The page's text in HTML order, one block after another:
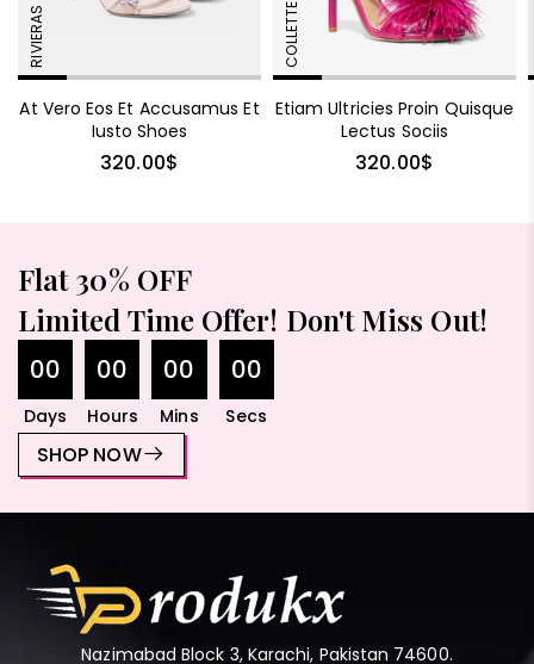
RIVIERAS
At Vero Eos Et Accusamus Et
Iusto Shoes
320.00$
COLLETTE
Etiam Ultricies Proin Quisque
Lectus Sociis
320.00$
Flat 30% OFF
Limited Time Offer! Don't Miss Out!
00
Days
00
Hours
00
Mins
00
Secs
SHOP NOW
Nazimabad Block 3, Karachi, Pakistan 74600.